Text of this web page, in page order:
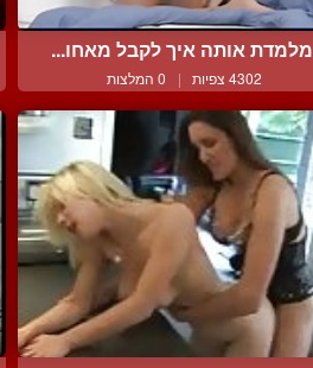
מלמדת אותה איך לקבל מאחו...
4302 צפיות | 0 המלצות